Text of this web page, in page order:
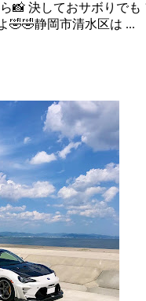
📸 決しておサボりでも
🤣🤣静岡市清水区は ...